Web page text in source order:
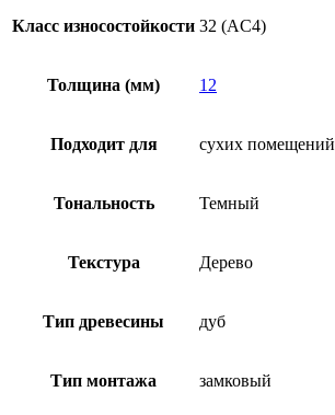
Класс износостойкости 32 (AC4)
Толщина (мм) 12
Подходит для cухих помещений
Тональность Темный
Текстура Дерево
Тип древесины дуб
Тип монтажа замковый